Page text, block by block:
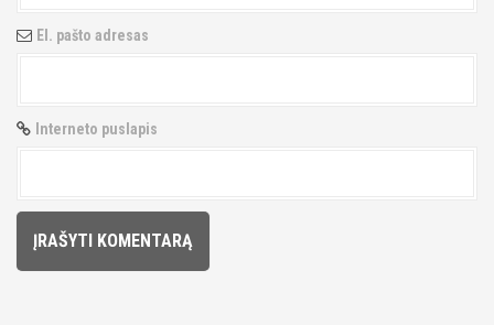
o El. pašto adresas
Interneto puslapis